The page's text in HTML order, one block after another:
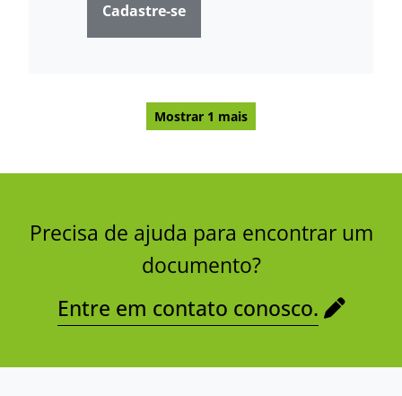
Cadastre-se
Mostrar 1 mais
Precisa de ajuda para encontrar um
documento?
Entre em contato conosco.